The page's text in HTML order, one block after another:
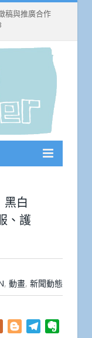
稿與推廣合作
黑白
、護
, 動畫, 新聞動態
Plurk BloggerTelegram